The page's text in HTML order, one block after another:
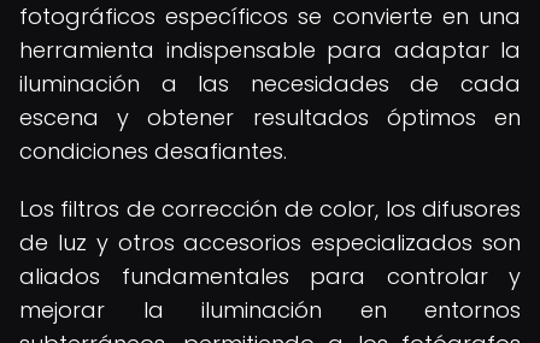
fotográficos específicos se convierte en una
herramienta indispensable para adaptar la
iluminación a las necesidades de cada
escena y obtener resultados óptimos en
condiciones desafiantes.
Los filtros de corrección de color, los difusores
de luz y otros accesorios especializados son
aliados fundamentales para controlar y
mejorar la iluminación en entornos